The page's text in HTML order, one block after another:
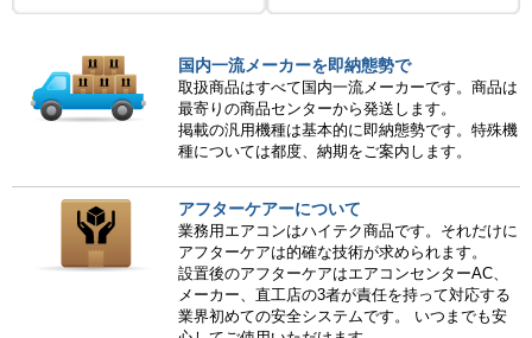
国内一流メーカーを即納態勢で
取扱商品はすべて国内一流メーカーです。商品は
最寄りの商品センターから発送します。
掲載の汎用機種は基本的に即納態勢です。特殊機
種については都度、納期をご案内します。
アフターケアーについて
業務用エアコンはハイテク商品です。それだけに
アフターケアは的確な技術が求められます。
設置後のアフターケアはエアコンセンターAC、
メーカー、直工店の3者が責任を持って対応する
業界初めての安全システムです。 いつまでも安